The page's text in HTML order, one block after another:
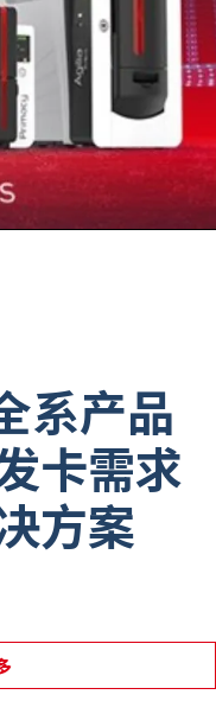
系产品
卡需求
方案